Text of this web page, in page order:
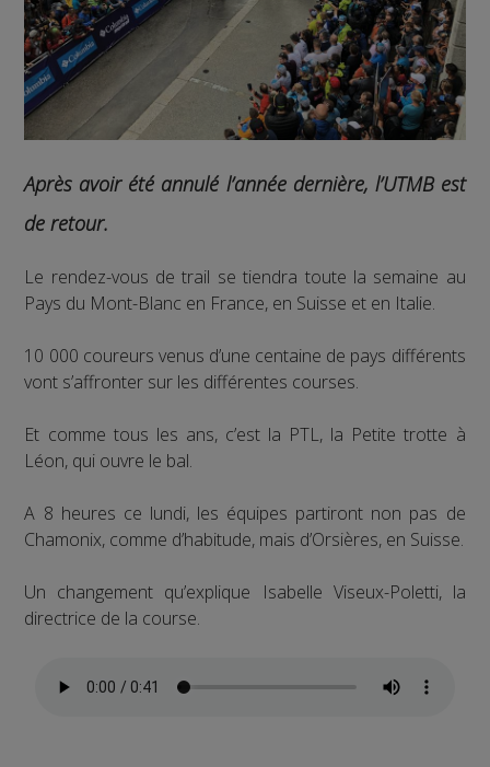
Après avoir été annulé l’année dernière, l’UTMB est
de retour.
Le rendez-vous de trail se tiendra toute la semaine au
Pays du Mont-Blanc en France, en Suisse et en Italie.
10 000 coureurs venus d’une centaine de pays différents
vont s’affronter sur les différentes courses.
Et comme tous les ans, c’est la PTL, la Petite trotte à
Léon, qui ouvre le bal.
A 8 heures ce lundi, les équipes partiront non pas de
Chamonix, comme d’habitude, mais d’Orsières, en Suisse.
Un changement qu’explique Isabelle Viseux-Poletti, la
directrice de la course.